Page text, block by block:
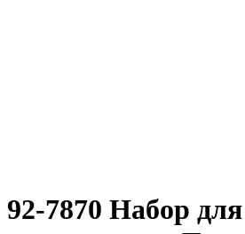
92-7870 Набор для